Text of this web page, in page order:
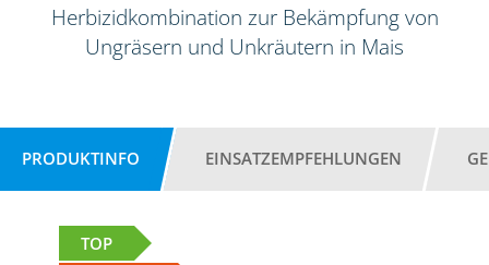
Herbizidkombination zur Bekämpfung von
Ungräsern und Unkräutern in Mais
PRODUKTINFO EINSATZEMPFEHLUNGEN
TOP